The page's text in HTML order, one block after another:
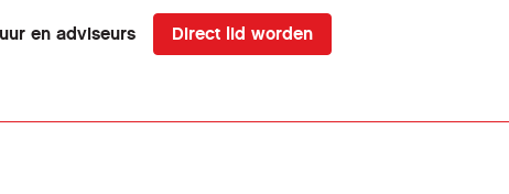
en adviseurs Direct lid worden